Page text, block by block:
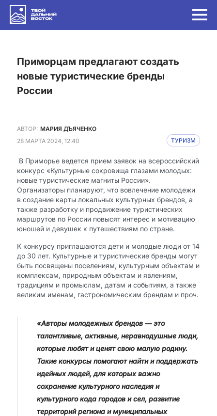
Приморцам предлагают создать
новые туристические бренды
России
АВТОР: МАРИЯ ДЪЯЧЕНКО
28 МАРТА 2024, 12:40
ТУРИЗМ
В Приморье ведется прием заявок на всероссийский
конкурс «Культурные сокровища глазами молодых:
новые туристические магниты России».
Организаторы планируют, что вовлечение молодежи
в создание карты локальных культурных брендов, а
также разработку и продвижение туристических
маршрутов по России повысят интерес и мотивацию
юношей и девушек к путешествиям по стране.
К конкурсу приглашаются дети и молодые люди от 14
до 30 лет. Культурные и туристические бренды могут
быть посвящены поселениям, культурным объектам и
комплексам, природным объектам и явлениям,
традициям и промыслам, датам и событиям, а также
великим именам, гастрономическим брендам и проч.
«Авторы молодежных брендов — это
талантливые, активные, неравнодушные люди,
которые любят и ценят свою малую родину.
Такие конкурсы помогают найти и поддержать
идейных людей, для которых важно
сохранение культурного наследия и
культурного кода городов и сел, развитие
территорий региона и муниципальных